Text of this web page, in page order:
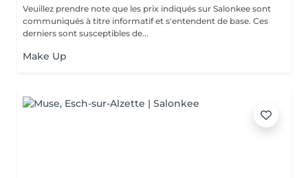
Veuillez prendre note que les prix indiqués sur Salonkee sont
communiqués à titre informatif et s'entendent de base. Ces
derniers sont susceptibles de...
Make Up